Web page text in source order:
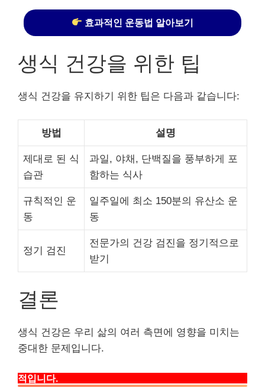
효과적인 운동법 알아보기
생식 건강을 위한 팁
생식 건강을 유지하기 위한 팁은 다음과 같습니다:
방법 설명
제대로 된 식
습관
과일, 야채, 단백질을 풍부하게 포
함하는 식사
규칙적인 운
동
일주일에 최소 150분의 유산소 운
동
정기 검진
전문가의 건강 검진을 정기적으로
받기
결론
생식 건강은 우리 삶의 여러 측면에 영향을 미치는
중대한 문제입니다.
적입니다.